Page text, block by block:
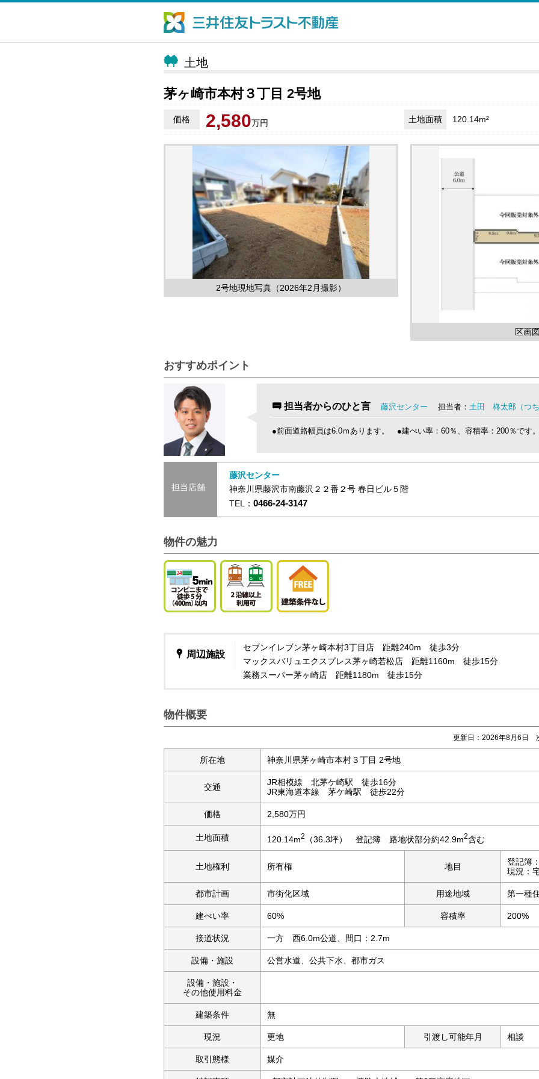
土地
茅ヶ崎市本村３丁目 2号地
価格 2,580万円 土地面積 120.14m²
2号地現地写真（2026年2月撮影）
区画図
おすすめポイント
担当者からのひと言 藤沢センター 担当者： 土田 柊太郎（つ
●前面道路幅員は6.0ｍあります。 ●建ぺい率：60％、容積率：200％です
担当店舗
藤沢センター
神奈川県藤沢市南藤沢２２番２号 春日ビル５階
TEL： 0466-24-3147
物件の魅力
周辺施設
セブンイレブン茅ヶ崎本村3丁目店 距離240m 徒歩3分
マックスバリュエクスプレス茅ヶ崎若松店 距離1160m 徒歩15分
業務スーパー茅ヶ崎店 距離1180m 徒歩15分
物件概要
更新日：2026年8月6日
所在地 神奈川県茅ヶ崎市本村３丁目 2号地
交通
JR相模線 北茅ケ崎駅 徒歩16分
JR東海道本線 茅ケ崎駅 徒歩22分
価格 2,580万円
土地面積 120.14m2 （36.3坪） 登記簿 路地状部分約42.9m2含む
土地権利 所有権 地目
登記簿
現況：
都市計画 市街化区域 用途地域 第一種
建ぺい率 60% 容積率 200%
接道状況 一方 西6.0m公道、間口：2.7m
設備・施設 公営水道、公共下水、都市ガス
設備・施設・
その他使用料金
建築条件 無
現況 更地 引渡し可能年月 相談
取引態様 媒介